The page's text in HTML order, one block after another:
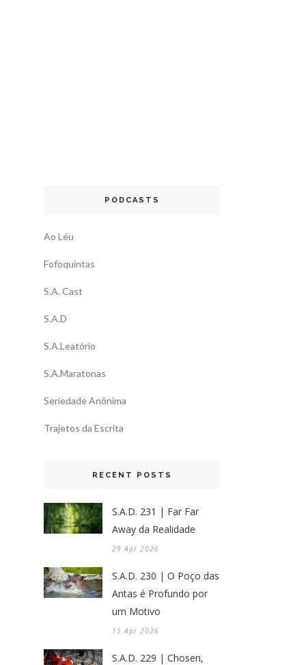
PODCASTS
Ao Léu
Fofoquintas
S.A. Cast
S.A.D
S.A.Leatório
S.A.Maratonas
Seriedade Anônima
Trajetos da Escrita
RECENT POSTS
S.A.D. 231 | Far Far
Away da Realidade
29 Apr 2026
S.A.D. 230 | O Poço das
Antas é Profundo por
um Motivo
15 Apr 2026
S.A.D. 229 | Chosen,